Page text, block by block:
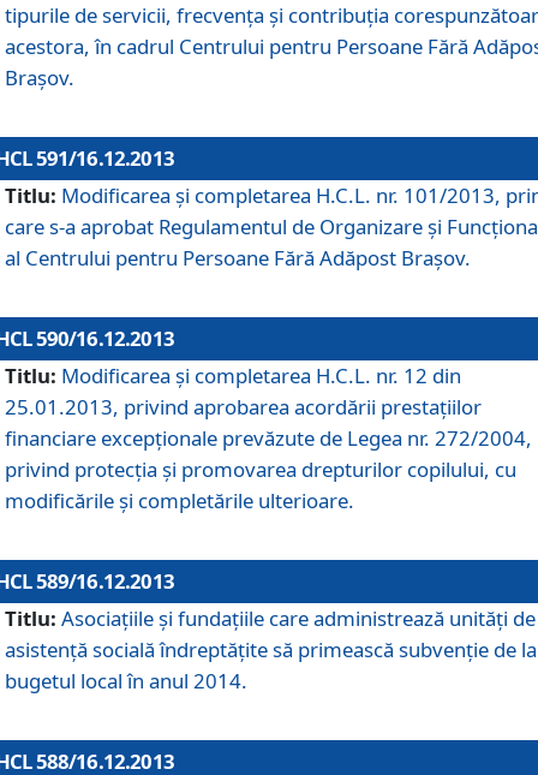
tipurile de servicii, frecvenţa şi contribuţia
acestora, în cadrul Centrului pentru Persoane Fără
Braşov.
591/16.12.2013
Titlu: Modificarea şi completarea H.C.L. nr. 101/2013,
care s-a aprobat Regulamentul de Organizare şi
al Centrului pentru Persoane Fără Adăpost Braşov.
590/16.12.2013
Titlu: Modificarea şi completarea H.C.L. nr. 12 din
25.01.2013, privind aprobarea acordării prestaţiilor
financiare excepţionale prevăzute de Legea nr. 272/2004,
privind protecţia şi promovarea drepturilor copilului, cu
modificările şi completările ulterioare.
589/16.12.2013
Titlu: Asociaţiile şi fundaţiile care administrează unităţi de
asistenţă socială îndreptăţite să primească subvenţie de la
bugetul local în anul 2014.
588/16.12.2013